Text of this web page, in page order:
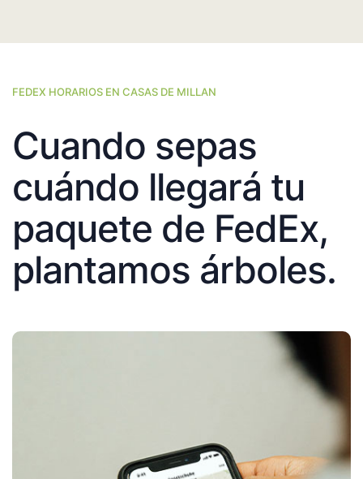
FEDEX HORARIOS EN CASAS DE MILLAN
Cuando sepas
cuándo llegará tu
paquete de FedEx,
plantamos árboles.